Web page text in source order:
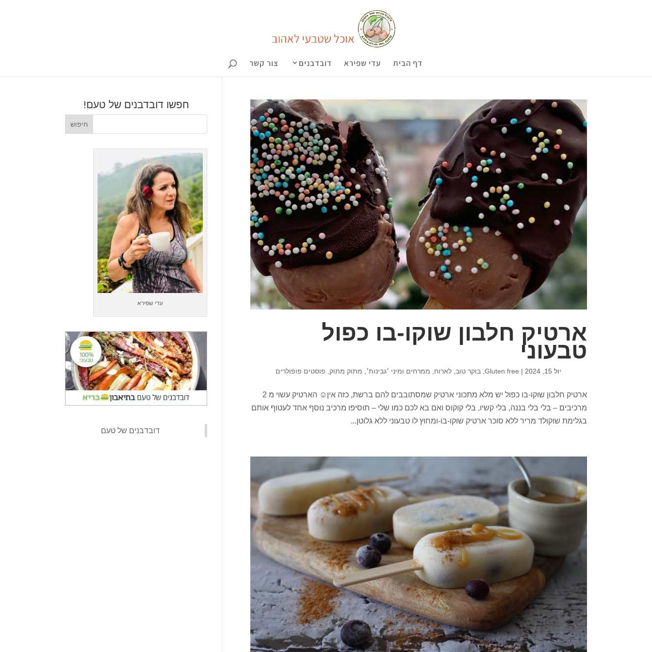
דף הבית עדי שפירא דובדבנים צור קשר
ארטיק חלבון שוקו-בו כפול
טבעוני
יול 15, 2024 |
Gluten free
, בוקר טוב, לארוח, ממרחים ומיני ׳גבינות׳, מתוק מתוק, פוסטים פופולרים
ארטיק חלבון שוקו-בו כפול יש מלא מתכוני ארטיק שמסתובבים להם ברשת, כזה אין☺️ הארטיק עשוי מ 2
מרכיבים – בלי בלי בננה, בלי קשיו, בלי קוקוס ואם בא לכם כמו שלי – תוסיפו מרכיב נוסף אחד לעטוף אותם
בגלימת שוקולד מריר ללא סוכר ארטיק שוקו-בו-ומחוץ לו טבעוני ללא גלוטן...
חפשו דובדבנים של טעם!
עדי שפירא
‏דובדבנים של טעם‏